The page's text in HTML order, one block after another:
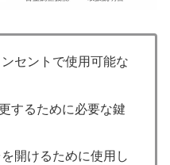
セントで使用可能な
するために必要な鍵
開けるために使用し